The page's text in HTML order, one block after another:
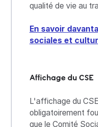
qualité de vie au
En savoir
sociales et
Affichage du CSE
L'affichage du
obligatoirement
que le Comité